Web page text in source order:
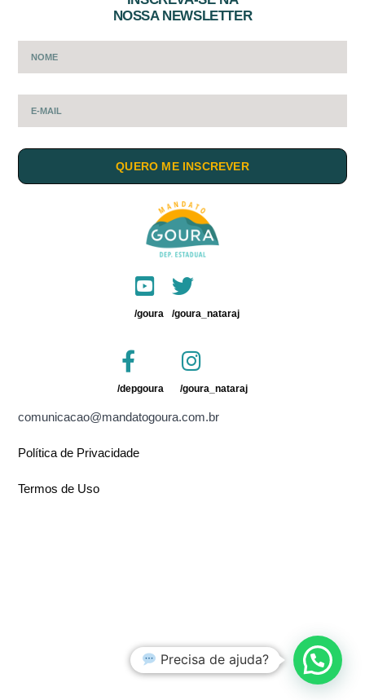
NOSSA NEWSLETTER
QUERO ME INSCREVER
/goura /goura_nataraj
/depgoura /goura_nataraj
comunicacao@mandatogoura.com.br
Política de Privacidade
Termos de Uso
Precisa de ajuda?